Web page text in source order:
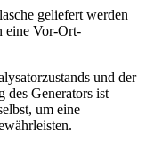
geliefert werden
eine Vor-Ort-
und der
des Generators ist
um eine